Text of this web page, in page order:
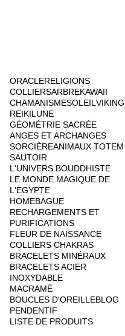
ORACLERELIGIONS
COLLIERSARBREKAWAII
CHAMANISMESOLEIL VIKING
REIKILUNE
GÉOMÉTRIE SACRÉE
ANGES ET ARCHANGES
SORCIÈREANIMAUX TOTEM
SAUTOIR
L'UNIVERS BOUDDHISTE
LE MONDE MAGIQUE DE
L'EGYPTE
HOMEBAGUE
RECHARGEMENTS ET
PURIFICATIONS
FLEUR DE NAISSANCE
COLLIERS CHAKRAS
BRACELETS MINÉRAUX
BRACELETS ACIER
INOXYDABLE
MACRAMÉ
BOUCLES D'OREILLEBLOG
PENDENTIF
LISTE DE PRODUITS